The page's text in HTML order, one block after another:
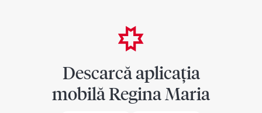
Descarcă aplicația
mobilă Regina Maria